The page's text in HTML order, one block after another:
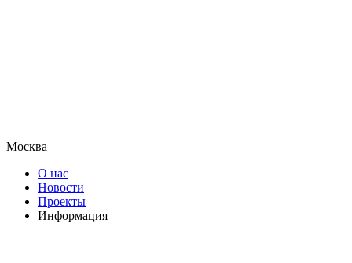
Москва
О нас
Новости
Проекты
Информация